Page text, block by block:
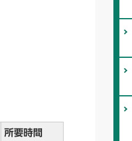
所要時間